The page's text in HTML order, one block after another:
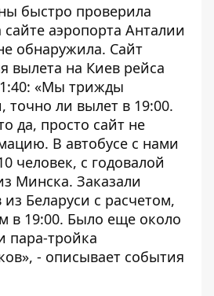
быстро проверила
аэропорта Анталии
обнаружила. Сайт
вылета на Киев рейса
«Мы трижды
точно ли вылет в 19:00.
да, просто сайт не
В автобусе с нами
человек, с годовалой
Минска. Заказали
Беларуси с расчетом,
в 19:00. Было еще около
пара-тройка
- описывает события